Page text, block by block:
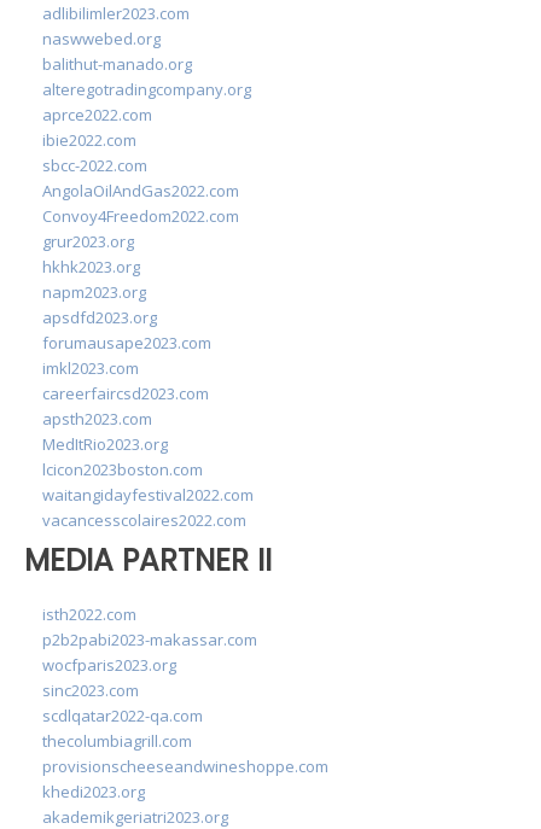
adlibilimler2023.com
naswwebed.org
balithut-manado.org
alteregotradingcompany.org
aprce2022.com
ibie2022.com
sbcc-2022.com
AngolaOilAndGas2022.com
Convoy4Freedom2022.com
grur2023.org
hkhk2023.org
napm2023.org
apsdfd2023.org
forumausape2023.com
imkl2023.com
careerfaircsd2023.com
apsth2023.com
MedItRio2023.org
lcicon2023boston.com
waitangidayfestival2022.com
vacancesscolaires2022.com
MEDIA PARTNER II
isth2022.com
p2b2pabi2023-makassar.com
wocfparis2023.org
sinc2023.com
scdlqatar2022-qa.com
thecolumbiagrill.com
provisionscheeseandwineshoppe.com
khedi2023.org
akademikgeriatri2023.org